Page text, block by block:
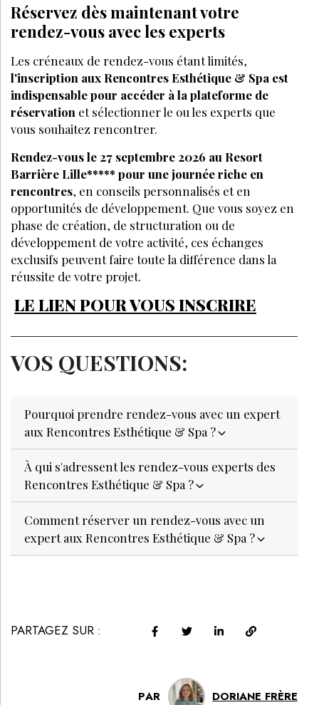
Réservez dès maintenant votre
rendez-vous avec les experts
Les créneaux de rendez-vous étant limités,
l'inscription aux Rencontres Esthétique & Spa est
indispensable pour accéder à la plateforme de
réservation et sélectionner le ou les experts que
vous souhaitez rencontrer.
Rendez-vous le 27 septembre 2026 au Resort
Barrière Lille***** pour une journée riche en
rencontres, en conseils personnalisés et en
opportunités de développement. Que vous soyez en
phase de création, de structuration ou de
développement de votre activité, ces échanges
exclusifs peuvent faire toute la différence dans la
réussite de votre projet.
LE LIEN POUR VOUS INSCRIRE
VOS QUESTIONS:
Pourquoi prendre rendez-vous avec un expert
aux Rencontres Esthétique & Spa ?
À qui s'adressent les rendez-vous experts des
Rencontres Esthétique & Spa ?
Comment réserver un rendez-vous avec un
expert aux Rencontres Esthétique & Spa ?
PARTAGEZ SUR :
PAR DORIANE FRÈRE